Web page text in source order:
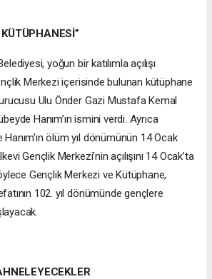
yoğun bir katılımla açılışı
Merkezi içerisinde bulunan kütüphane
Ulu Önder Gazi Mustafa Kemal
Hanım’ın ismini verdi. Ayrıca
ölüm yıl dönümünün 14 Ocak
Gençlik Merkezi’nin açılışını 14 Ocak’ta
Gençlik Merkezi ve Kütüphane,
102. yıl dönümünde gençlere